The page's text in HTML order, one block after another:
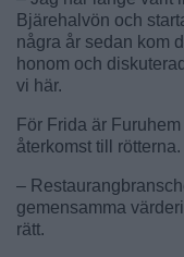
Bjärehalvön och
några år sedan kom
honom och
vi här.
För Frida är
återkomst till rötterna.
–
gemensamma
rätt.